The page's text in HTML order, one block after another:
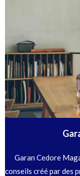
Garan Cedore
conseils créé par des